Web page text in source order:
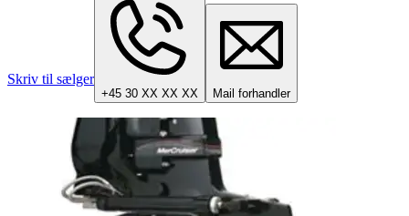
Skriv til sælger
+45 30 XX XX XX Mail forhandler